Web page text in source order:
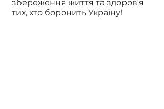
збереження життя та здоровʼя
тих, хто боронить Україну!